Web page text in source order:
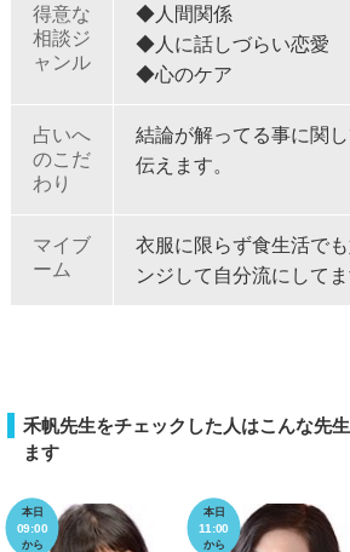
得意な
相談ジ
ャンル
◆人間関係
◆人に話しづらい恋愛
◆心のケア
占いへ
のこだ
わり
結論が解ってる事に関
伝えます。
マイブ
ーム
衣服に限らず食生活で
ンジして自分流にしてま
禾帆先生をチェックした人はこんな先
ます
本日
09:00
から
本日
11:00
から